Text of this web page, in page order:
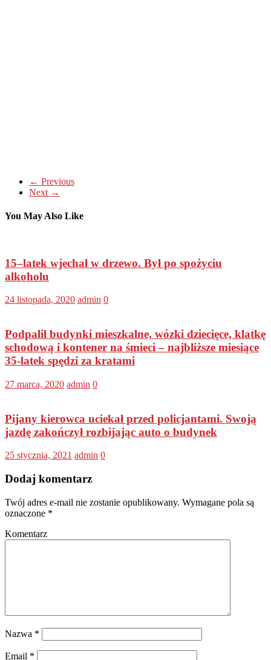
← Previous
Next →
You May Also Like
15–latek wjechał w drzewo. Był po spożyciu
alkoholu
24 listopada, 2020 admin 0
Podpalił budynki mieszkalne, wózki dziecięce, klatkę
schodową i kontener na śmieci – najbliższe miesiące
35-latek spędzi za kratami
27 marca, 2020 admin 0
Pijany kierowca uciekał przed policjantami. Swoją
jazdę zakończył rozbijając auto o budynek
25 stycznia, 2021 admin 0
Dodaj komentarz
Twój adres e-mail nie zostanie opublikowany. Wymagane pola są
oznaczone *
Komentarz
Nazwa *
Email *